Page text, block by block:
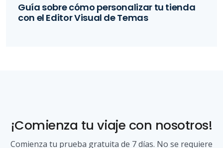
Guía sobre cómo personalizar tu tienda
con el Editor Visual de Temas
¡Comienza tu viaje con nosotros!
Comienza tu prueba gratuita de 7 días. No se requiere